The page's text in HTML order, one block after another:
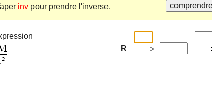
invpour prendre l'inverse.
R